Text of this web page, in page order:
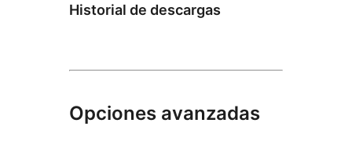
Historial de descargas
Opciones avanzadas